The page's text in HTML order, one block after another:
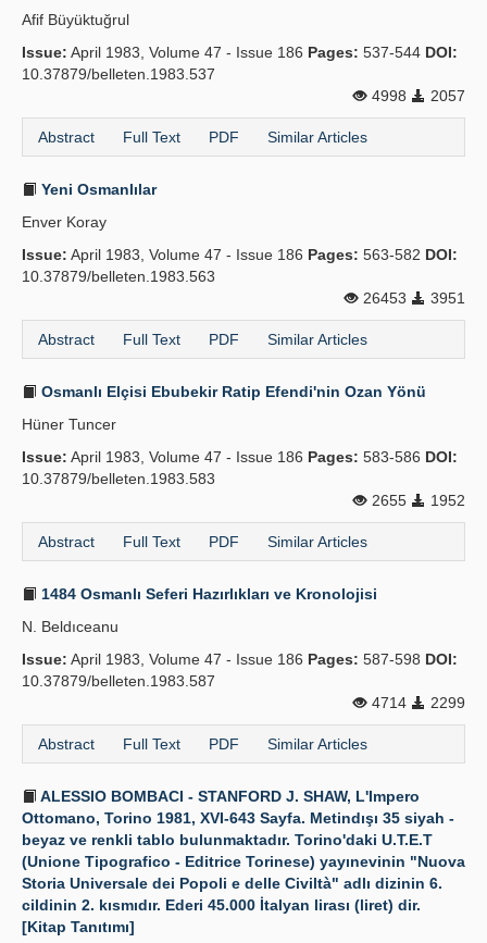
Afif Büyüktuğrul
Issue: April 1983, Volume 47 - Issue 186 Pages: 537-544 DOI:
10.37879/belleten.1983.537
4998
2057
Abstract Full Text PDF Similar Articles
Yeni Osmanlılar
Enver Koray
Issue: April 1983, Volume 47 - Issue 186 Pages: 563-582 DOI:
10.37879/belleten.1983.563
26453
3951
Abstract Full Text PDF Similar Articles
Osmanlı Elçisi Ebubekir Ratip Efendi'nin Ozan Yönü
Hüner Tuncer
Issue: April 1983, Volume 47 - Issue 186 Pages: 583-586 DOI:
10.37879/belleten.1983.583
2655
1952
Abstract Full Text PDF Similar Articles
1484 Osmanlı Seferi Hazırlıkları ve Kronolojisi
N. Beldıceanu
Issue: April 1983, Volume 47 - Issue 186 Pages: 587-598 DOI:
10.37879/belleten.1983.587
4714
2299
Abstract Full Text PDF Similar Articles
ALESSIO BOMBACI - STANFORD J. SHAW, L'Impero
Ottomano, Torino 1981, XVI-643 Sayfa. Metindışı 35 siyah -
beyaz ve renkli tablo bulunmaktadır. Torino'daki U.T.E.T
(Unione Tipografico - Editrice Torinese) yayınevinin "Nuova
Storia Universale dei Popoli e delle Civiltà" adlı dizinin 6.
cildinin 2. kısmıdır. Ederi 45.000 İtalyan lirası (liret) dir.
[Kitap Tanıtımı]